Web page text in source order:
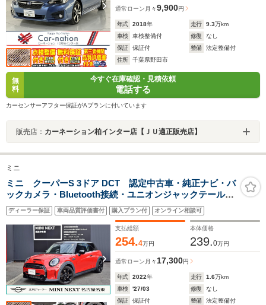
通常ローン 月々9,900円
年式 2018年 走行 9.3万km
車検
車検整備付 修復
なし
保証
保証付 整備
法定整備付
住所
千葉県野田市
無
料
今すぐ在庫確認・見積依頼
電話する
カーセンサーアフター保証がAプランに付いています
販売店： カーネーション柏インター店【ＪＵ適正販売店】
ミニ
ミニ クーパーS 3ドア DCT 認定中古車・純正ナビ・バ
ックカメラ・Bluetooth接続・ユニオンジャックテールラ
ンプ・オットマン・オートワイパー・アイドリングスト
ップ・クルーズコントロール
ディーラー保証 車両品質評価書付 購入プラン付 オンライン相談可
支払総額
254.4万円
本体価格
239.0万円
通常ローン 月々 17,300円
年式 2022年 走行 1.6万km
車検
'27/03 修復
なし
保証
保証付 整備
法定整備付